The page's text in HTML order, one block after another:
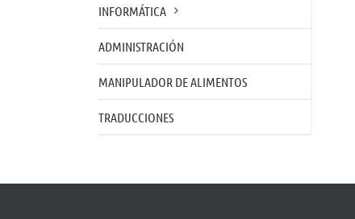
INFORMÁTICA
ADMINISTRACIÓN
MANIPULADOR DE ALIMENTOS
TRADUCCIONES